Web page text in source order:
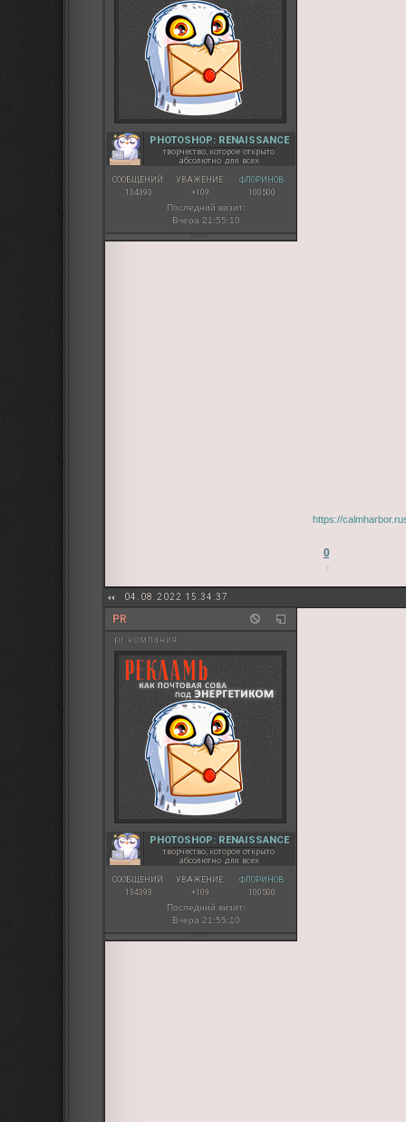
PHOTOSHOP: RENAISSANCE
творчество, которое открыто
абсолютно для всех
СООБЩЕНИЙ:
134393
УВАЖЕНИЕ:
+109
ФЛОРИНОВ:
100500
Последний визит:
Вчера 21:55:10
https://
0
04.08.2022 15:34:37
PR
pr компания
PHOTOSHOP: RENAISSANCE
творчество, которое открыто
абсолютно для всех
СООБЩЕНИЙ:
134393
УВАЖЕНИЕ:
+109
ФЛОРИНОВ:
100500
Последний визит:
Вчера 21:55:10